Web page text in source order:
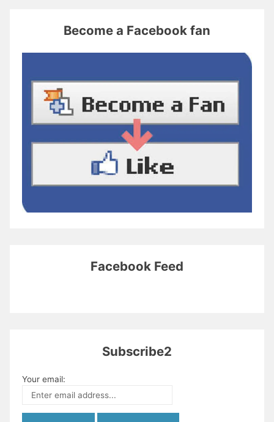
Become a Facebook fan
Facebook Feed
Subscribe2
Your email: